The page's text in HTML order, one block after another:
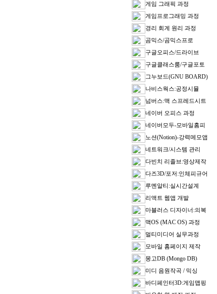
게임 그래픽 과정
게임프로그래밍 과정
경리 회계 원리 과정
곰믹스/곰믹스프로
구글오피스/드라이브
구글클래스룸/구글포토
그누보드(GNU BOARD)
나비스웍스:공정시뮬
넘버스:맥 스프레드시트
네이버 오피스 과정
네이버모두-모바일홈피
노션(Notion)-강력메모앱
네트워크/시스템 관리
다빈치 리졸브:영상제작
다즈3D/포저:인체피규어
루멘알티:실시간설계
리액트 웹앱 개발
마블러스 디자이너:의복
맥OS (MAC OS) 과정
멀티미디어 실무과정
모바일 홈페이지 제작
몽고DB (Mongo DB)
미디 음원작곡 / 믹싱
바디페인터3D:게임맵핑